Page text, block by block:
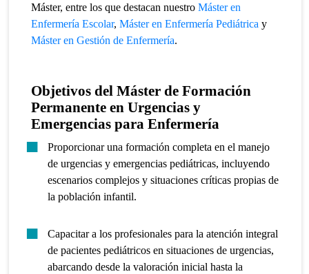
Máster, entre los que destacan nuestroMáster en
Enfermería Escolar,Máster en Enfermería Pediátrica y
Máster en Gestión de Enfermería.
Objetivos del Máster de Formación
Permanente en Urgencias y
Emergencias para Enfermería
Proporcionar una formación completa en el manejo
de urgencias y emergencias pediátricas, incluyendo
escenarios complejos y situaciones críticas propias de
la población infantil.
Capacitar a los profesionales para la atención integral
de pacientes pediátricos en situaciones de urgencias,
abarcando desde la valoración inicial hasta la